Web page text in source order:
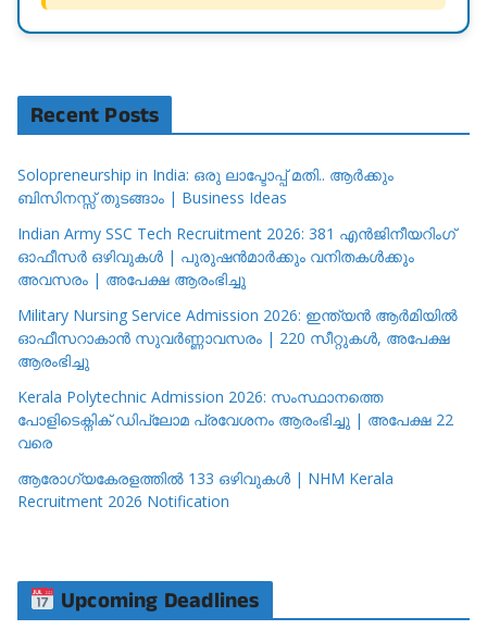
Recent Posts
Solopreneurship in India: ഒരു ലാപ്ടോപ്പ് മതി.. ആർക്കും
ബിസിനസ്സ് തുടങ്ങാം | Business Ideas
Indian Army SSC Tech Recruitment 2026: 381 എൻജിനീയറിംഗ്
ഓഫീസർ ഒഴിവുകൾ | പുരുഷൻമാർക്കും വനിതകൾക്കും
അവസരം | അപേക്ഷ ആരംഭിച്ചു
Military Nursing Service Admission 2026: ഇന്ത്യൻ ആർമിയിൽ
ഓഫീസറാകാൻ സുവർണ്ണാവസരം | 220 സീറ്റുകൾ, അപേക്ഷ
ആരംഭിച്ചു
Kerala Polytechnic Admission 2026: സംസ്ഥാനത്തെ
പോളിടെക്നിക് ഡിപ്ലോമ പ്രവേശനം ആരംഭിച്ചു | അപേക്ഷ 22
വരെ
ആരോഗ്യകേരളത്തിൽ 133 ഒഴിവുകൾ | NHM Kerala
Recruitment 2026 Notification
Upcoming Deadlines